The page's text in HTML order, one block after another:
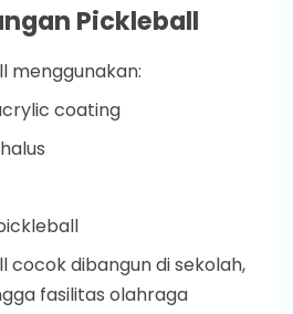
Pickleball
menggunakan:
coating
cocok dibangun di sekolah,
fasilitas olahraga